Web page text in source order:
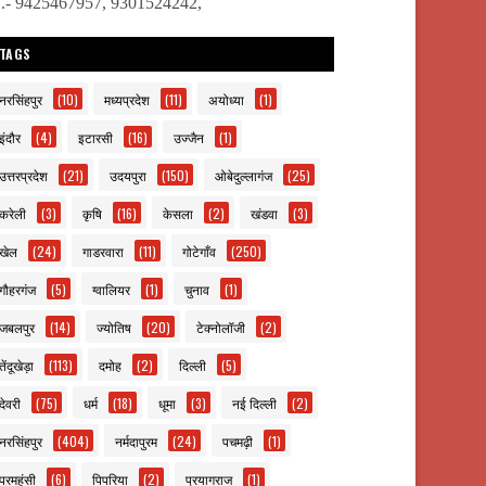
(10) मध्यप्रदेश (11) अयोध्या (1)
(4) इटारसी (16) उज्जैन (1)
(21) उदयपुरा (150) ओबेदुल्लागंज (25)
(3) कृषि (16) केसला (2) खंडवा (3)
(24) गाडरवारा (11) गोटेगाँव (250)
(5) ग्वालियर (1) चुनाव (1)
(14) ज्योतिष (20) टेक्नोलॉजी (2)
(113) दमोह (2) दिल्ली (5)
(75) धर्म (18) धूमा (3) नई दिल्ली (2)
(404) नर्मदापुरम (24) पचमढ़ी (1)
(6) पिपरिया (2) प्रयागराज (1)